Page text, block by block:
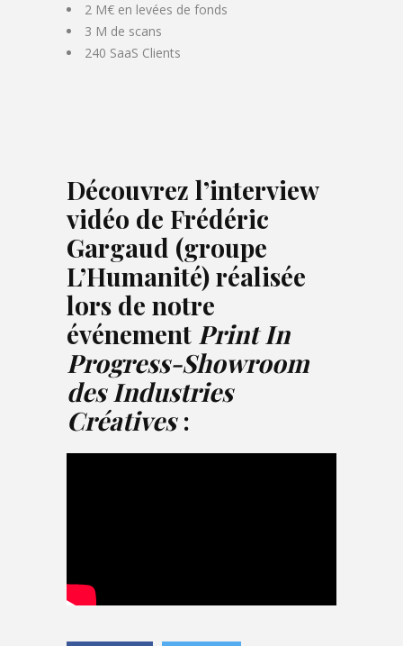
2 M€ en levées de fonds
3 M de scans
240 SaaS Clients
Découvrez l’interview
vidéo de Frédéric
Gargaud (groupe
L’Humanité) réalisée
lors de notre
événement Print In
Progress-Showroom
des Industries
Créatives: